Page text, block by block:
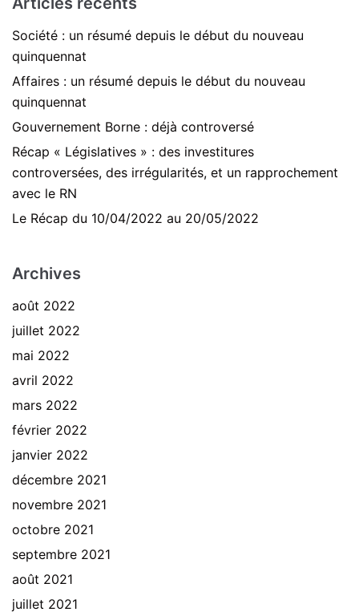
Société : un résumé depuis le début du nouveau
quinquennat
Affaires : un résumé depuis le début du nouveau
quinquennat
Gouvernement Borne : déjà controversé
Récap « Législatives » : des investitures
controversées, des irrégularités, et un rapprochement
avec le RN
Le Récap du 10/04/2022 au 20/05/2022
Archives
août 2022
juillet 2022
mai 2022
avril 2022
mars 2022
février 2022
janvier 2022
décembre 2021
novembre 2021
octobre 2021
septembre 2021
août 2021
juillet 2021